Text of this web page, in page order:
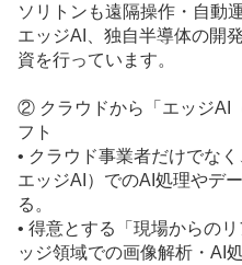
ソリトンも遠隔操作・自動
エッジAI、独自半導体の開
資を行っています。
② クラウドから「エッジAI
フト
• クラウド事業者だけでな
エッジAI）でのAI処理やデ
る。
• 得意とする「現場からの
ッジ領域での画像解析・AI